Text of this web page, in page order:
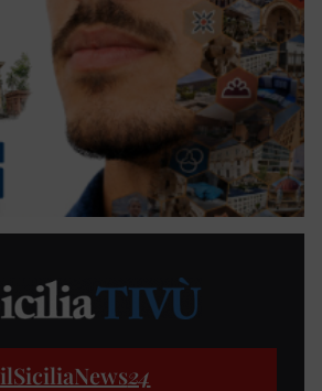
ilSiciliaNews24